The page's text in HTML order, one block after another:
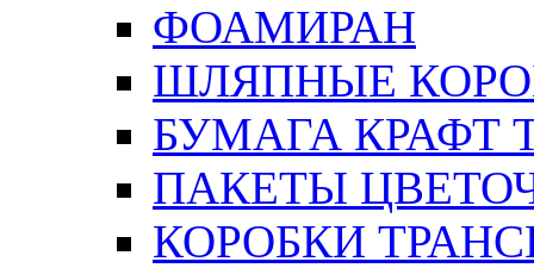
ФОАМИРАН
ШЛЯПНЫЕ
БУМАГА КРАФТ
ПАКЕТЫ
КОРОБКИ